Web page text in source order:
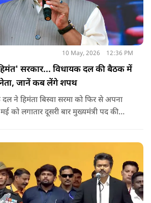
10 May, 2026 12:36 PM
सरकार... विधायक दल की बैठक में
जानें कब लेंगे शपथ
ने हिमंता बिस्वा सरमा को फिर से अपना
को लगातार दूसरी बार मुख्यमंत्री पद की